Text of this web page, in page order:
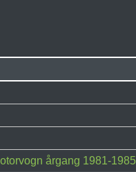
årgang 1981-1985